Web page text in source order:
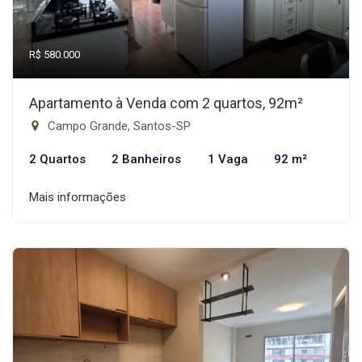
R$ 580.000
Apartamento à Venda com 2 quartos, 92m²
Campo Grande, Santos-SP
2 Quartos 2 Banheiros 1 Vaga 92 m²
Mais informações